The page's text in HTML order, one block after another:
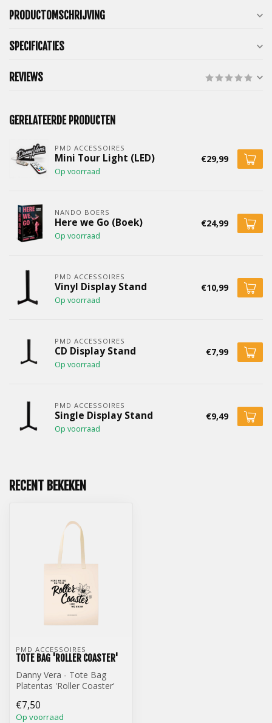
PRODUCTOMSCHRIJVING
SPECIFICATIES
REVIEWS
GERELATEERDE PRODUCTEN
PMD ACCESSOIRES
Mini Tour Light (LED)
Op voorraad
€29,99
NANDO BOERS
Here we Go (Boek)
Op voorraad
€24,99
PMD ACCESSOIRES
Vinyl Display Stand
Op voorraad
€10,99
PMD ACCESSOIRES
CD Display Stand
Op voorraad
€7,99
PMD ACCESSOIRES
Single Display Stand
Op voorraad
€9,49
RECENT BEKEKEN
PMD ACCESSOIRES
TOTE BAG 'ROLLER COASTER'
Danny Vera - Tote Bag
Platentas 'Roller Coaster'
€7,50
Op voorraad